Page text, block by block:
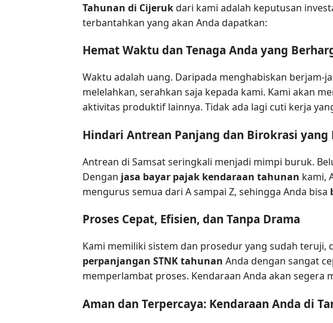
Tahunan di Cijerukdari kami adalah keputusan
terbantahkan yang akan Anda dapatkan:
Hemat Waktu dan Tenaga Anda yang
Waktu adalah uang. Daripada menghabiskan berjam-
melelahkan, serahkan saja kepada kami. Kami akan
aktivitas produktif lainnya. Tidak ada lagi cuti kerja
Hindari Antrean Panjang dan Birokrasi yang
Antrean di Samsat seringkali menjadi mimpi buruk.
Dengan jasa bayar pajak kendaraan tahunan kami,
mengurus semua dari A sampai Z, sehingga Anda bisa
Proses Cepat, Efisien, dan Tanpa Drama
Kami memiliki sistem dan prosedur yang sudah
perpanjangan STNK tahunan Anda dengan sangat
memperlambat proses. Kendaraan Anda akan segera
Aman dan Terpercaya: Kendaraan Anda di